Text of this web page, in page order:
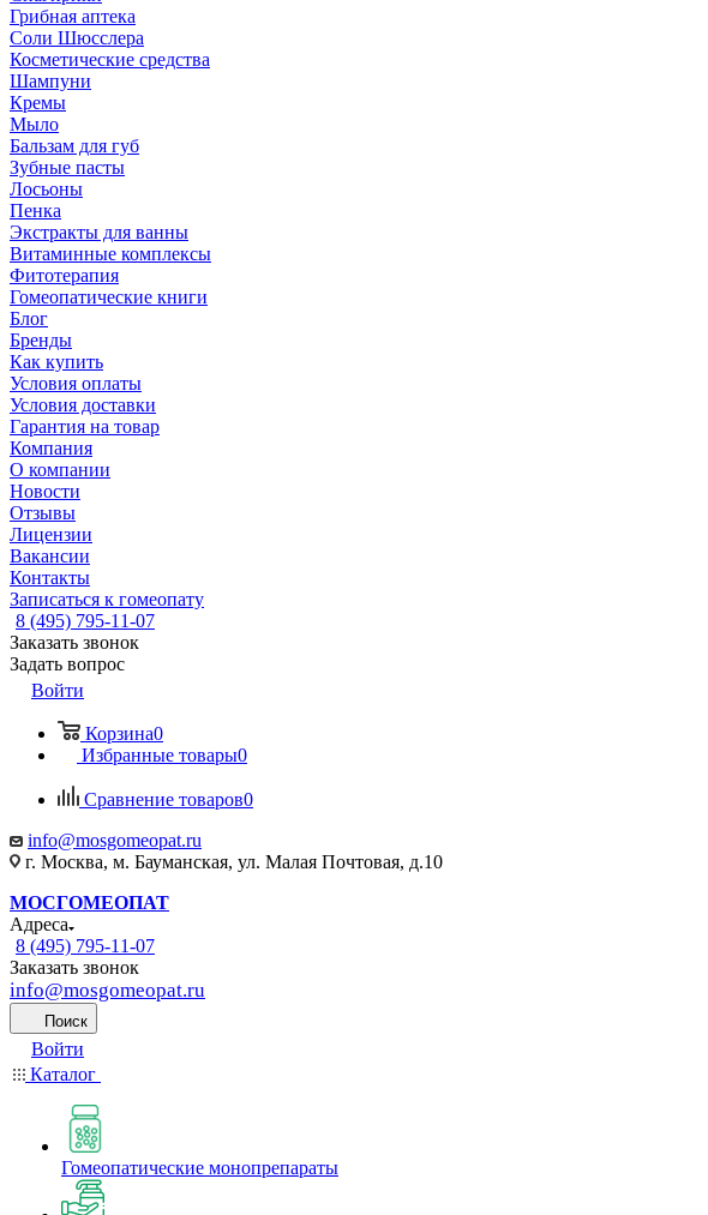
Грибная аптека
Соли Шюсслера
Косметические средства
Шампуни
Кремы
Мыло
Бальзам для губ
Зубные пасты
Лосьоны
Пенка
Экстракты для ванны
Витаминные комплексы
Фитотерапия
Гомеопатические книги
Блог
Бренды
Как купить
Условия оплаты
Условия доставки
Гарантия на товар
Компания
О компании
Новости
Отзывы
Лицензии
Вакансии
Контакты
Записаться к гомеопату
8 (495) 795-11-07
Заказать звонок
Задать вопрос
Войти
Корзина0
Избранные товары0
Сравнение товаров0
info@mosgomeopat.ru
г. Москва, м. Бауманская, ул. Малая Почтовая, д.10
МОСГОМЕОПАТ
Адреса
8 (495) 795-11-07
Заказать звонок
info@mosgomeopat.ru
Поиск
Войти
Каталог
Гомеопатические монопрепараты